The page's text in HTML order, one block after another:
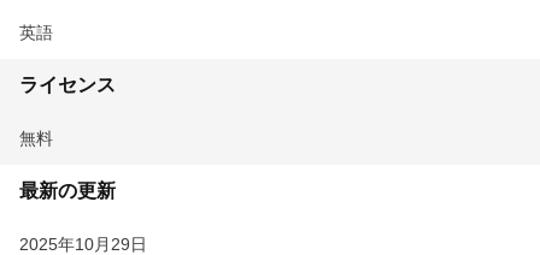
英語
ライセンス
無料
最新の更新
2025年10月29日